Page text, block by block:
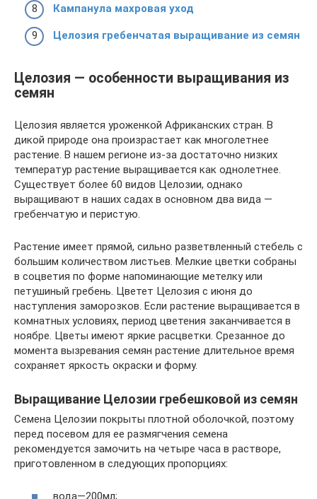
Кампанула махровая уход
Целозия гребенчатая выращивание из семян
Целозия — особенности выращивания из
семян
Целозия является уроженкой Африканских стран. В
дикой природе она произрастает как многолетнее
растение. В нашем регионе из-за достаточно низких
температур растение выращивается как однолетнее.
Существует более 60 видов Целозии, однако
выращивают в наших садах в основном два вида —
гребенчатую и перистую.
Растение имеет прямой, сильно разветвленный стебель с
большим количеством листьев. Мелкие цветки собраны
в соцветия по форме напоминающие метелку или
петушиный гребень. Цветет Целозия с июня до
наступления заморозков. Если растение выращивается в
комнатных условиях, период цветения заканчивается в
ноябре. Цветы имеют яркие расцветки. Срезанное до
момента вызревания семян растение длительное время
сохраняет яркость окраски и форму.
Выращивание Целозии гребешковой из семян
Семена Целозии покрыты плотной оболочкой, поэтому
перед посевом для ее размягчения семена
рекомендуется замочить на четыре часа в растворе,
приготовленном в следующих пропорциях:
вода—200мл;